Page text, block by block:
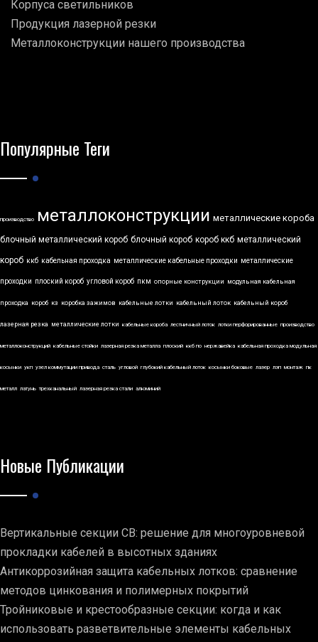
Корпуса светильников
Продукция лазерной резки
Металлоконструкции нашего производства
Популярные Теги
производство металлоконструкции металлические короба
блочный металлический короб блочный короб короб ккб металлический
короб ккб кабельная проходка металлические кабельные проходки металлические
проходки плоский короб угловой короб пкм опорные конструкции модульная кабельная
проходка короб кз коробка зажимов кабельные лотки кабельный лоток кабельный короб
лазерная резка металлические лотки кабельные короба лестничный лоток лотки перфорированные производство
металлоконструкций кабельные стойки лазерная резка металла плоский ккб по нержавейка кабельная проходка модульная
косынки укп узел коммутации привода сталь угловой глубокий кабельный лоток косынки боковые лазер лэп монтаж пк
металл латунь трехканальный лазерная резка стали алюминий
Новые Публикации
Вертикальные секции СВ: решение для многоуровневой
прокладки кабелей в высотных зданиях
Антикоррозийная защита кабельных лотков: сравнение
методов цинкования и полимерных покрытий
Тройниковые и крестообразные секции: когда и как
использовать разветвительные элементы кабельных